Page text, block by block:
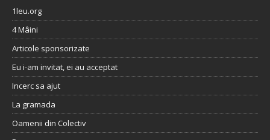
1leu.org
4 Mâini
Articole sponsorizate
Eu i-am invitat, ei au acceptat
Incerc sa ajut
La gramada
Oamenii din Colectiv